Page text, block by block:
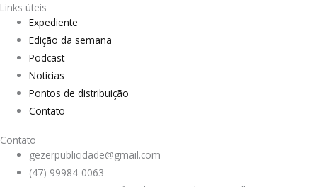
Links úteis
Expediente
Edição da semana
Podcast
Notícias
Pontos de distribuição
Contato
Contato
gezerpublicidade@gmail.com
(47) 99984-0063